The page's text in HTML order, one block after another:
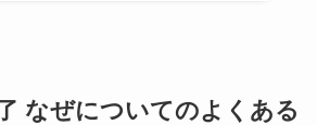
なぜについてのよくある